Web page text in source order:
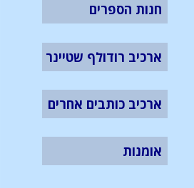
חנות הספרים
ארכיב רודולף שטיינר
ארכיב כותבים אחרים
אומנות